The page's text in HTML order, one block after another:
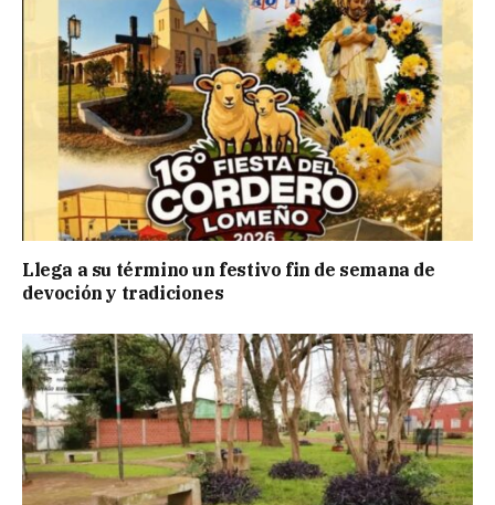
Llega a su término un festivo fin de semana de
devoción y tradiciones